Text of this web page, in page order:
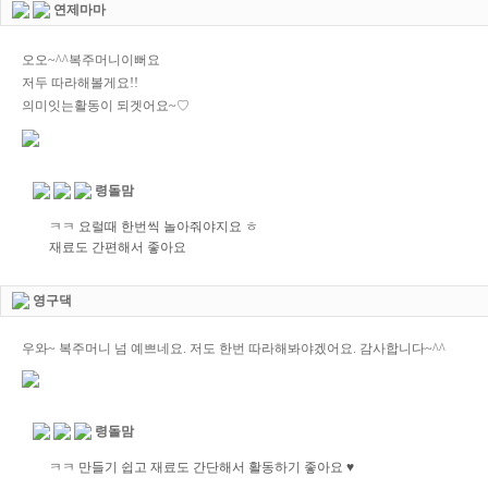
연제마마
오오~^^복주머니이뻐요
저두 따라해볼게요!!
의미잇는활동이 되겟어요~♡
령돌맘
ㅋㅋ 요럴때 한번씩 놀아줘야지요 ㅎ
재료도 간편해서 좋아요
영구댁
우와~ 복주머니 넘 예쁘네요. 저도 한번 따라해봐야겠어요. 감사합니다~^^
령돌맘
ㅋㅋ 만들기 쉽고 재료도 간단해서 활동하기 좋아요 ♥